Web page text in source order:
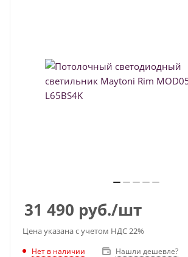
31 490 руб./шт
Цена указана с учетом НДС 22%
Нет в наличии Нашли дешевле?